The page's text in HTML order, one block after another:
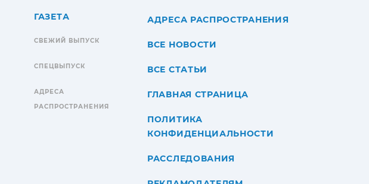
ГАЗЕТА
СВЕЖИЙ ВЫПУСК
СПЕЦВЫПУСК
АДРЕСА
РАСПРОСТРАНЕНИЯ
АДРЕСА РАСПРОСТРАНЕНИЯ
ВСЕ НОВОСТИ
ВСЕ СТАТЬИ
ГЛАВНАЯ СТРАНИЦА
ПОЛИТИКА
КОНФИДЕНЦИАЛЬНОСТИ
РАССЛЕДОВАНИЯ